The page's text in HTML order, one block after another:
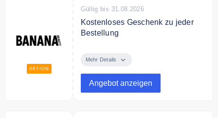
AKTION
Gültig bis 31.08.2026
Kostenloses Geschenk zu jeder
Bestellung
Bestellung im Online Shop.
Ab 85€ Mindestbestellwert.
Mehr Details
Angebot anzeigen